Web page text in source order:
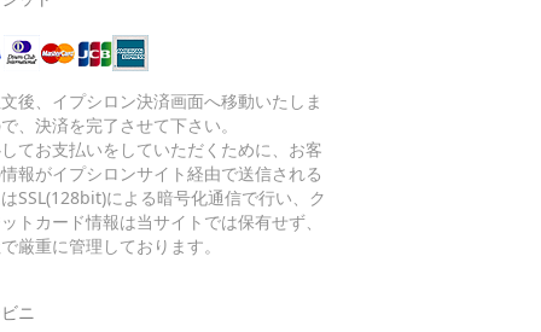
後、イプシロン決済画面へ移動いたしま
、決済を完了させて下さい。
てお支払いをしていただくために、お客
報がイプシロンサイト経由で送信される
SSL(128bit)による暗号化通信で行い、ク
トカード情報は当サイトでは保有せず、
厳重に管理しております。
ニ